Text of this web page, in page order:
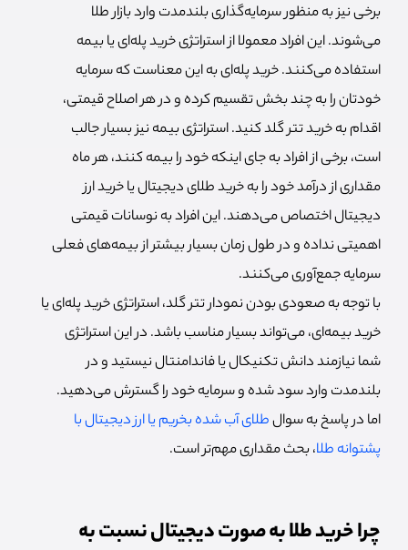
برخی نیز به منظور سرمایه‌گذاری بلندمدت وارد بازار طلا
می‌شوند. این افراد معمولا از استراتژی خرید پله‌ای یا بیمه
استفاده می‌کنند. خرید پله‌ای به این معناست که سرمایه
خودتان را به چند بخش تقسیم کرده و در هر اصلاح قیمتی،
اقدام به خرید تتر گلد کنید. استراتژی بیمه نیز بسیار جالب
است، برخی از افراد به جای اینکه خود را بیمه کنند، هر ماه
مقداری از درآمد خود را به خرید طلای دیجیتال یا خرید ارز
دیجیتال اختصاص می‌دهند. این افراد به نوسانات قیمتی
اهمیتی نداده و در طول زمان بسیار بیشتر از بیمه‌های فعلی
سرمایه جمع‌آوری می‌کنند.
با توجه به صعودی بودن نمودار تتر گلد، استراتژی خرید پله‌ای یا
خرید بیمه‌ای، می‌تواند بسیار مناسب باشد. در این استراتژی
شما نیازمند دانش تکنیکال یا فاندامنتال نیستید و در
بلندمدت وارد سود شده و سرمایه خود را گسترش می‌دهید.
اما در پاسخ به سوالطلای آب شده بخریم یا ارز دیجیتال با
پشتوانه طلا، بحث مقداری مهم‌تر است.
چرا خرید طلا به صورت دیجیتال نسبت به